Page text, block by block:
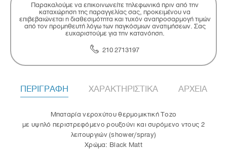
Παρακαλούμε να επικοινωνείτε τηλεφωνικά πριν από την
καταχώρηση της παραγγελίας σας, προκειμένου να
επιβεβαιώνεται η διαθεσιμότητα και τυχόν αναπροσαρμογή τιμών
από τον προμηθευτή λόγω των παγκόσμιων ανατιμήσεων. Σας
ευχαριστούμε για την κατανόηση.
210 2713197
ΠΕΡΙΓΡΑΦΗ ΧΑΡΑΚΤΗΡΙΣΤΙΚΑ ΑΡΧΕΙΑ
Μπαταρία νεροχύτου θερμομικτική Tozo
με υψηλό περιστρεφόμενο ρουξούνι και συρόμενο ντους 2
λειτουργιών (shower/spray)
Χρώμα: Black Matt